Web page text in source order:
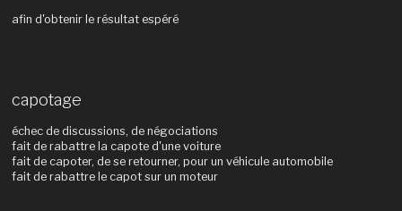
afin d'obtenir le résultat espéré
capotage
échec de discussions, de négociations
fait de rabattre la capote d'une voiture
fait de capoter, de se retourner, pour un véhicule automobile
fait de rabattre le capot sur un moteur